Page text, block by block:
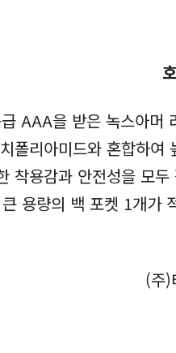
AAA을 받은 녹스아머
폴리아미드와 혼합하
착용감과 안전성을 모
용량의 백 포켓 1개가
(주